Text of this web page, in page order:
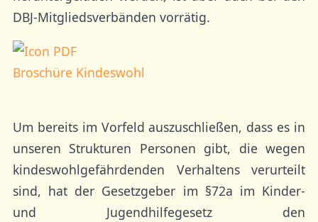
DBJ-Mitgliedsverbänden vorrätig.
Broschüre Kindeswohl
Um bereits im Vorfeld auszuschließen, dass es in
unseren Strukturen Personen gibt, die wegen
kindeswohlgefährdenden Verhaltens verurteilt
sind, hat der Gesetzgeber im §72a im Kinder-
und Jugendhilfegesetz den